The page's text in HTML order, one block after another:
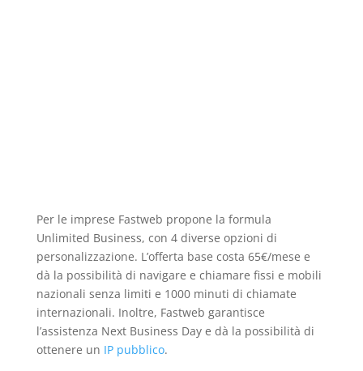
Per le imprese Fastweb propone la formula
Unlimited Business, con 4 diverse opzioni di
personalizzazione. L’offerta base costa 65€/mese e
dà la possibilità di navigare e chiamare fissi e mobili
nazionali senza limiti e 1000 minuti di chiamate
internazionali. Inoltre, Fastweb garantisce
l’assistenza Next Business Day e dà la possibilità di
ottenere un IP pubblico.